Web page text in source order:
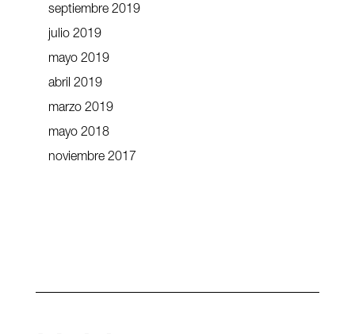
septiembre 2019
julio 2019
mayo 2019
abril 2019
marzo 2019
mayo 2018
noviembre 2017